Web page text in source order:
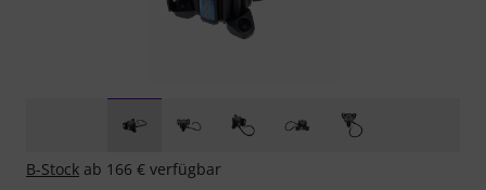
B-Stock ab 166 € verfügbar